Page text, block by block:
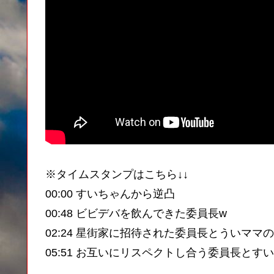
※タイムスタンプはこちら↓↓
00:00 すいちゃんから逆凸
00:48 ビビデバを飲んできた委員長w
02:24 星街家に招待された委員長とういママ
05:51 お互いにリスペクトし合う委員長とす